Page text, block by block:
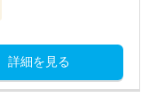
詳細を見る